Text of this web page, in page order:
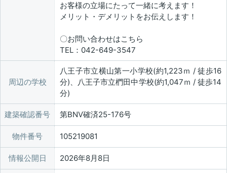
お客様の立場にたって一緒に考えます！
メリット・デメリットをお伝えします！
〇お問い合わせはこちら
TEL：042-649-3547
周辺の学校
八王子市立横山第一小学校(約1,223ｍ / 徒歩16
分)、八王子市立椚田中学校(約1,047ｍ / 徒歩14
分)
建築確認番号 第BNV確済25-176号
物件番号 105219081
情報公開日 2026年8月8日